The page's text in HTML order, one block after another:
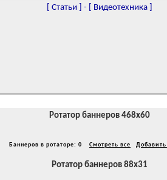
Статьи - Видеотехника
Ротатор баннеров 468x60
Баннеров в ротаторе: 0 Смотреть все Добавить
Ротатор баннеров 88x31